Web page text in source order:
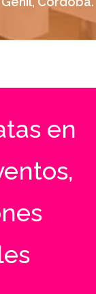
en